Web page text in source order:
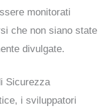
monitorati
che non siano state
divulgate.
Sicurezza
i sviluppatori